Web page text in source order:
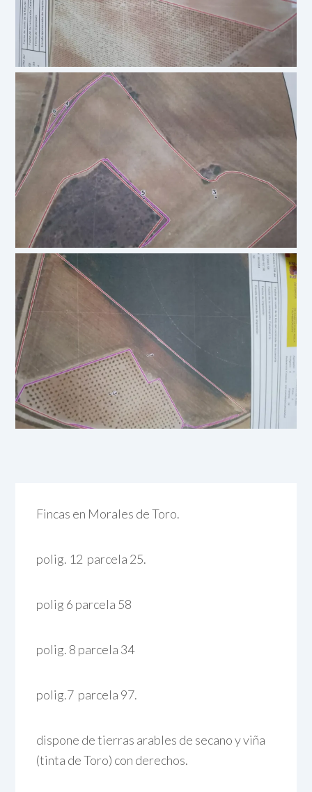
Fincas en Morales de Toro.
polig. 12 parcela 25.
polig 6 parcela 58
polig. 8 parcela 34
polig.7 parcela 97.
dispone de tierras arables de secano y viña
(tinta de Toro) con derechos.